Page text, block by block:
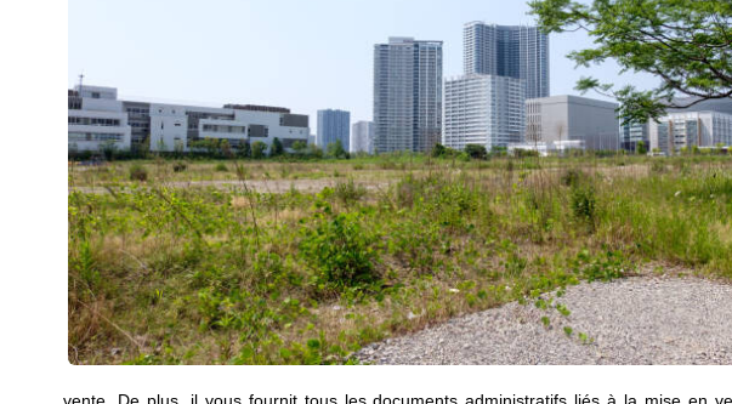
vente. De plus, il vous fournit tous les documents administratifs liés à la mise en